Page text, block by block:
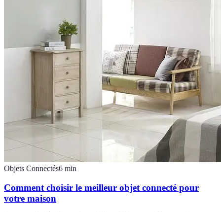
Objets Connectés6 min
Comment choisir le meilleur objet connecté pour
votre maison